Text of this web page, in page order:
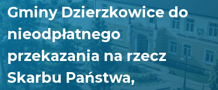
Gminy Dzierzkowice do
nieodpłatnego
przekazania na rzecz
Skarbu Państwa,